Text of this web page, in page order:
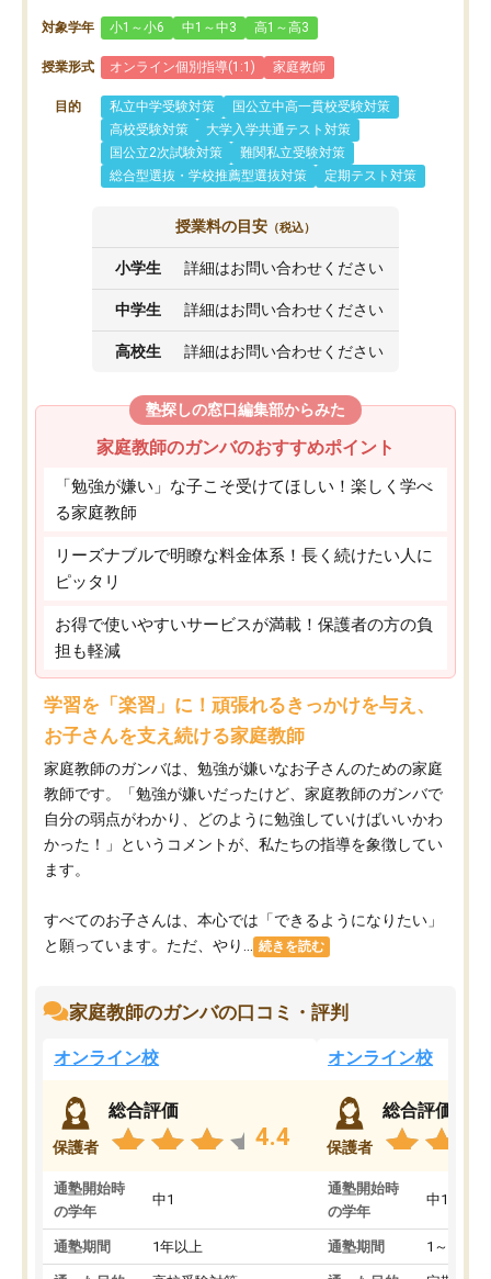
対象学年 小1～小6 中1～中3 高1～高3
授業形式 オンライン個別指導(1:1) 家庭教師
目的 私立中学受験対策
国公立中高一貫校受験対策
高校受験対策
大学入学共通テスト対策
国公立2次試験対策
難関私立受験対策
総合型選抜・学校推薦型選抜対策
定期テスト対策
授業料の目安 （税込）
小学生 詳細はお問い合わせください
中学生 詳細はお問い合わせください
高校生 詳細はお問い合わせください
塾探しの窓口編集部からみた
家庭教師のガンバのおすすめポイント
「勉強が嫌い」な子こそ受けてほしい！楽しく学べ
る家庭教師
リーズナブルで明瞭な料金体系！長く続けたい人に
ピッタリ
お得で使いやすいサービスが満載！保護者の方の負
担も軽減
学習を「楽習」に！頑張れるきっかけを与え、
お子さんを支え続ける家庭教師
家庭教師のガンバは、勉強が嫌いなお子さんのための家庭
教師です。「勉強が嫌いだったけど、家庭教師のガンバで
自分の弱点がわかり、どのように勉強していけばいいかわ
かった！」というコメントが、私たちの指導を象徴してい
ます。
すべてのお子さんは、本心では「できるようになりたい」
と願っています。ただ、やり...
続きを読む
家庭教師のガンバの口コミ・評判
オンライン校
保護者
総合評価
4.4
通塾開始時
の学年
中1
通塾期間 1年以上
オンライン校
保護者
総合評価
通塾開始時
の学年
中1
通塾期間 1～3ヵ月